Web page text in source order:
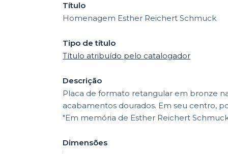
Título
Homenagem Esther Reichert Schmuck
Tipo de título
Título atribuído pelo catalogador
Descrição
Placa de formato retangular em bronze
acabamentos dourados. Em seu centro,
"Em memória de Esther Reichert
Dimensões